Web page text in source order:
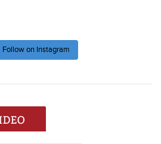
Follow on Instagram